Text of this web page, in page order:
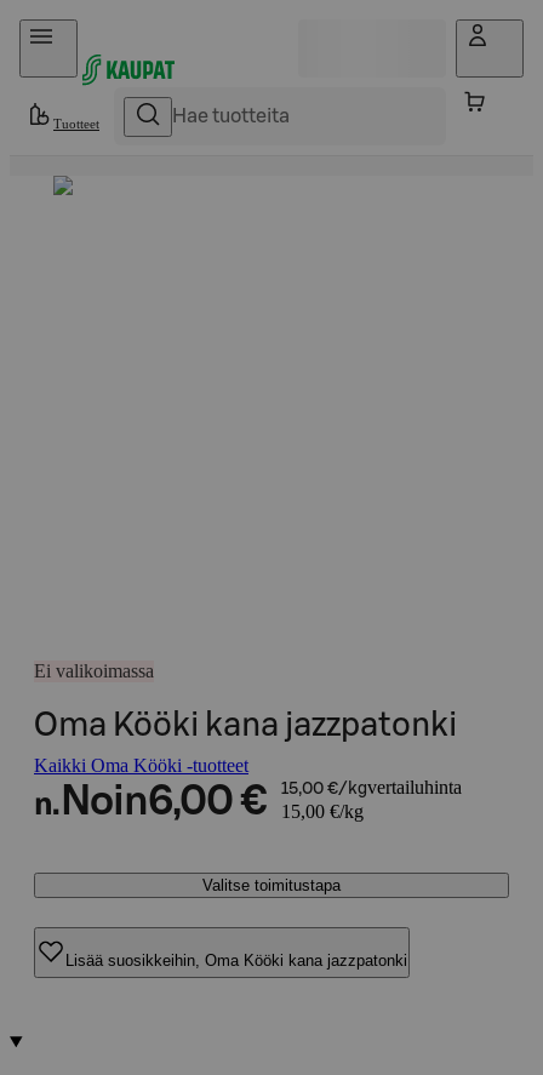
Hyppää sisältöön
Tuotteet
Ei valikoimassa
Oma Kööki kana jazzpatonki
Kaikki Oma Kööki -tuotteet
n. Noin6,00 € 15,00 €/kgvertailuhinta
15,00 €/kg
Valitse toimitustapa
Lisää suosikkeihin, Oma Kööki kana jazzpatonki